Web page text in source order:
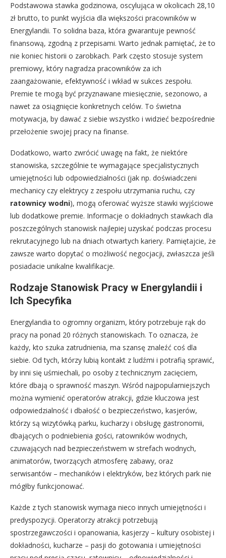
Podstawowa stawka godzinowa, oscylująca w okolicach 28,10
zł brutto, to punkt wyjścia dla większości pracowników w
Energylandii. To solidna baza, która gwarantuje pewność
finansową, zgodną z przepisami. Warto jednak pamiętać, że to
nie koniec historii o zarobkach. Park często stosuje system
premiowy, który nagradza pracowników za ich
zaangażowanie, efektywność i wkład w sukces zespołu.
Premie te mogą być przyznawane miesięcznie, sezonowo, a
nawet za osiągnięcie konkretnych celów. To świetna
motywacja, by dawać z siebie wszystko i widzieć bezpośrednie
przełożenie swojej pracy na finanse.
Dodatkowo, warto zwrócić uwagę na fakt, że niektóre
stanowiska, szczególnie te wymagające specjalistycznych
umiejętności lub odpowiedzialności (jak np. doświadczeni
mechanicy czy elektrycy z zespołu utrzymania ruchu, czy
ratownicy wodni), mogą oferować wyższe stawki wyjściowe
lub dodatkowe premie. Informacje o dokładnych stawkach dla
poszczególnych stanowisk najlepiej uzyskać podczas procesu
rekrutacyjnego lub na dniach otwartych kariery. Pamiętajcie, że
zawsze warto dopytać o możliwość negocjacji, zwłaszcza jeśli
posiadacie unikalne kwalifikacje.
Rodzaje Stanowisk Pracy w Energylandii i
Ich Specyfika
Energylandia to ogromny organizm, który potrzebuje rąk do
pracy na ponad 20 różnych stanowiskach. To oznacza, że
każdy, kto szuka zatrudnienia, ma szansę znaleźć coś dla
siebie. Od tych, którzy lubią kontakt z ludźmi i potrafią sprawić,
by inni się uśmiechali, po osoby z technicznym zacięciem,
które dbają o sprawność maszyn. Wśród najpopularniejszych
można wymienić operatorów atrakcji, gdzie kluczowa jest
odpowiedzialność i dbałość o bezpieczeństwo, kasjerów,
którzy są wizytówką parku, kucharzy i obsługę gastronomii,
dbających o podniebienia gości, ratowników wodnych,
czuwających nad bezpieczeństwem w strefach wodnych,
animatorów, tworzących atmosferę zabawy, oraz
serwisantów – mechaników i elektryków, bez których park nie
mógłby funkcjonować.
Każde z tych stanowisk wymaga nieco innych umiejętności i
predyspozycji. Operatorzy atrakcji potrzebują
spostrzegawczości i opanowania, kasjerzy – kultury osobistej i
dokładności, kucharze – pasji do gotowania i umiejętności